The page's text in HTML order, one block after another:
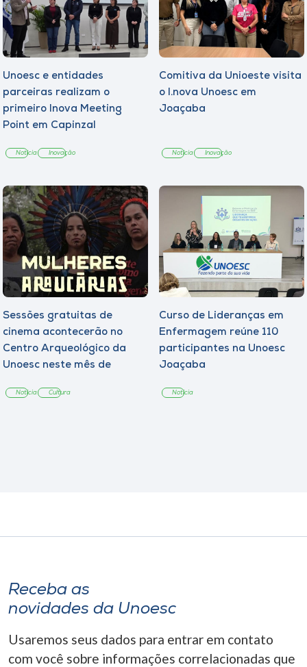
Unoesc e entidades
parceiras realizam o
primeiro Inova Meeting
Point em Capinzal
Notícia Inovação
Comitiva da Unioeste visita
o I.nova Unoesc em
Joaçaba
Notícia Inovação
Sessões gratuitas de
cinema acontecerão no
Centro Arqueológico da
Unoesc neste mês de
Notícia Cultura
Curso de Lideranças em
Enfermagem reúne 110
participantes na Unoesc
Joaçaba
Notícia
Receba as
novidades da Unoesc
Usaremos seus dados para entrar em contato
com você sobre informações correlacionadas que